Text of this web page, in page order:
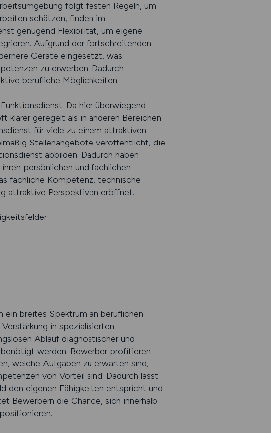
folgt festen Regeln, um
schätzen, finden im
genügend Flexibilität, um eigene
Aufgrund der fortschreitenden
Geräte eingesetzt, was
zu erwerben. Dadurch
berufliche Möglichkeiten.
Da hier überwiegend
geregelt als in anderen Bereichen
für viele zu einem attraktiven
Stellenangebote veröffentlicht, die
abbilden. Dadurch haben
persönlichen und fachlichen
fachliche Kompetenz, technische
attraktive Perspektiven eröffnet.
ein breites Spektrum an beruflichen
in spezialisierten
Ablauf diagnostischer und
werden. Bewerber profitieren
welche Aufgaben zu erwarten sind,
von Vorteil sind. Dadurch lässt
den eigenen Fähigkeiten entspricht und
Bewerbern die Chance, sich innerhalb